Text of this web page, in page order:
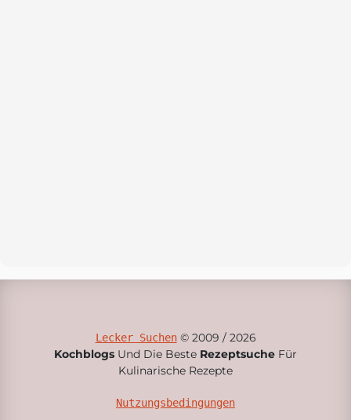
Lecker Suchen© 2009 / 2026
Kochblogs Und Die Beste Rezeptsuche Für
Kulinarische Rezepte
Nutzungsbedingungen